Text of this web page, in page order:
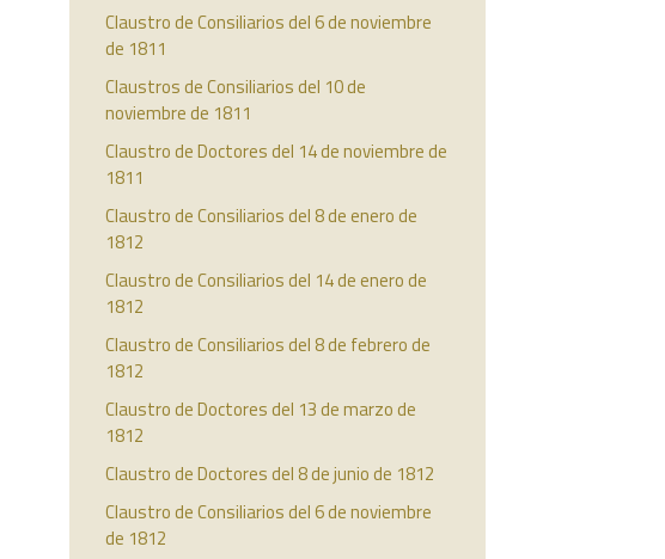
Claustro de Consiliarios del 6 de noviembre
de 1811
Claustros de Consiliarios del 10 de
noviembre de 1811
Claustro de Doctores del 14 de noviembre de
1811
Claustro de Consiliarios del 8 de enero de
1812
Claustro de Consiliarios del 14 de enero de
1812
Claustro de Consiliarios del 8 de febrero de
1812
Claustro de Doctores del 13 de marzo de
1812
Claustro de Doctores del 8 de junio de 1812
Claustro de Consiliarios del 6 de noviembre
de 1812